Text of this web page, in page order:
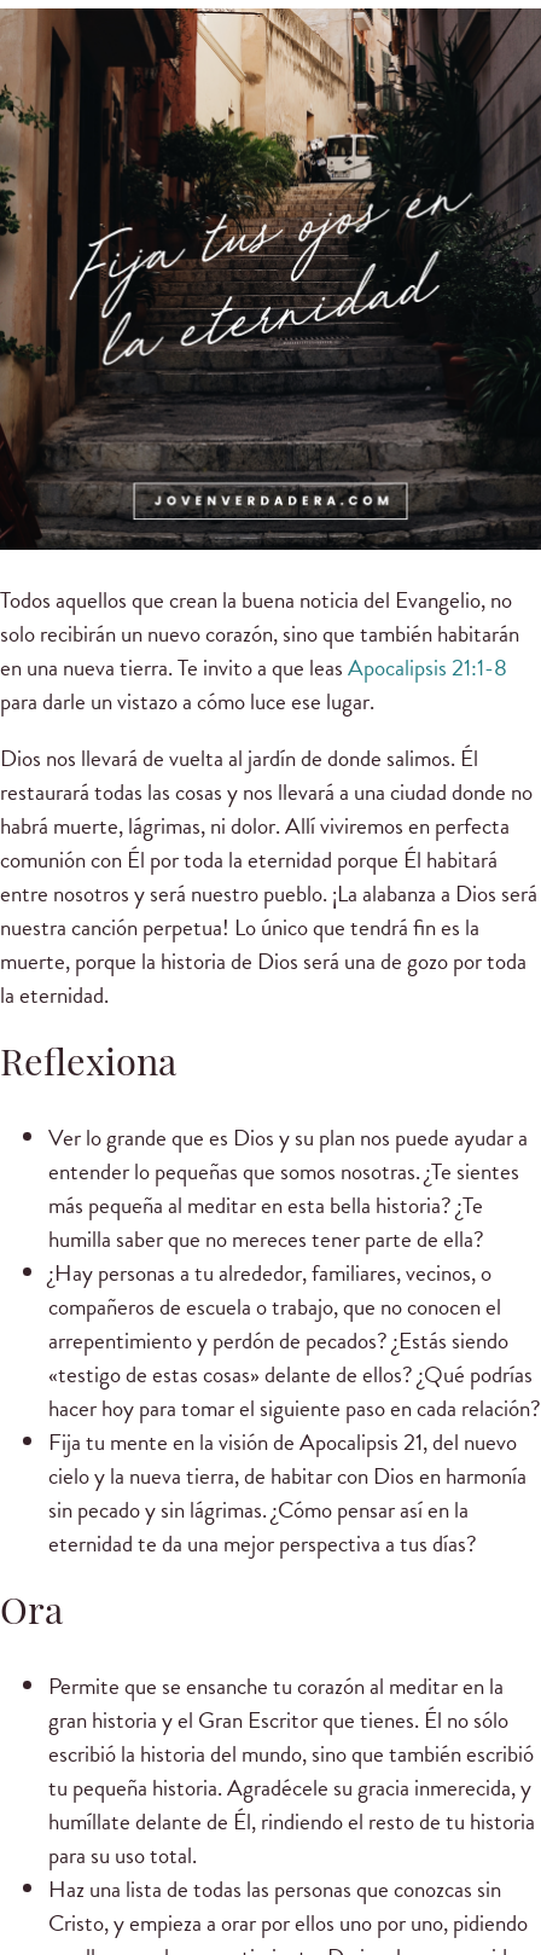
Todos aquellos que crean la buena noticia del Evangelio, no
solo recibirán un nuevo corazón, sino que también habitarán
en una nueva tierra. Te invito a que leasApocalipsis 21:1-8
para darle un vistazo a cómo luce ese lugar.
Dios nos llevará de vuelta al jardín de donde salimos. Él
restaurará todas las cosas y nos llevará a una ciudad donde no
habrá muerte, lágrimas, ni dolor. Allí viviremos en perfecta
comunión con Él por toda la eternidad porque Él habitará
entre nosotros y será nuestro pueblo. ¡La alabanza a Dios será
nuestra canción perpetua! Lo único que tendrá fin es la
muerte, porque la historia de Dios será una de gozo por toda
la eternidad.
Reflexiona
Ver lo grande que es Dios y su plan nos puede ayudar a
entender lo pequeñas que somos nosotras. ¿Te sientes
más pequeña al meditar en esta bella historia? ¿Te
humilla saber que no mereces tener parte de ella?
¿Hay personas a tu alrededor, familiares, vecinos, o
compañeros de escuela o trabajo, que no conocen el
arrepentimiento y perdón de pecados? ¿Estás siendo
«testigo de estas cosas» delante de ellos? ¿Qué podrías
hacer hoy para tomar el siguiente paso en cada relación?
Fija tu mente en la visión de Apocalipsis 21, del nuevo
cielo y la nueva tierra, de habitar con Dios en harmonía
sin pecado y sin lágrimas. ¿Cómo pensar así en la
eternidad te da una mejor perspectiva a tus días?
Ora
Permite que se ensanche tu corazón al meditar en la
gran historia y el Gran Escritor que tienes. Él no sólo
escribió la historia del mundo, sino que también escribió
tu pequeña historia. Agradécele su gracia inmerecida, y
humíllate delante de Él, rindiendo el resto de tu historia
para su uso total.
Haz una lista de todas las personas que conozcas sin
Cristo, y empieza a orar por ellos uno por uno, pidiendo